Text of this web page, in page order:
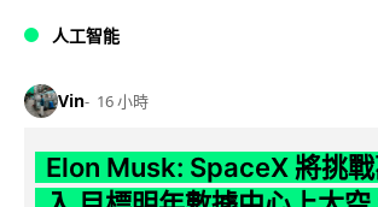
人工智能
Vin 16 小時
Elon Musk: SpaceX 將挑